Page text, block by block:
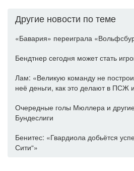
Другие новости по теме
«Бавария» переиграла
Бендтнер сегодня может стать
Лам: «Великую команду не
неё деньги, как это делают в ПСЖ
Очередные голы Мюллера и другие
Бундеслиги
Бенитес: «Гвардиола добьётся
Сити“»